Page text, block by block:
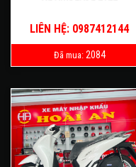
LIÊN HỆ: 0987412144
Đã mua: 2084